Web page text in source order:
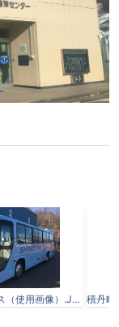
積丹町多目的バス（使用画像）.JPG